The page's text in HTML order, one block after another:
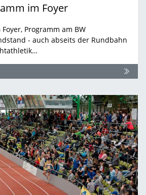
im Foyer
Programm am BW
- auch abseits der Rundbahn